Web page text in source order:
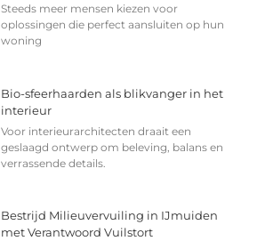
Steeds meer mensen kiezen voor
oplossingen die perfect aansluiten op hun
woning
Bio-sfeerhaarden als blikvanger in het
interieur
Voor interieurarchitecten draait een
geslaagd ontwerp om beleving, balans en
verrassende details.
Bestrijd Milieuvervuiling in IJmuiden
met Verantwoord Vuilstort